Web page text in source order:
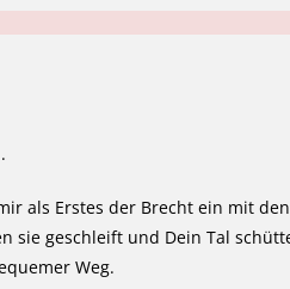
als Erstes der Brecht ein mit
sie geschleift und Dein Tal
Weg.